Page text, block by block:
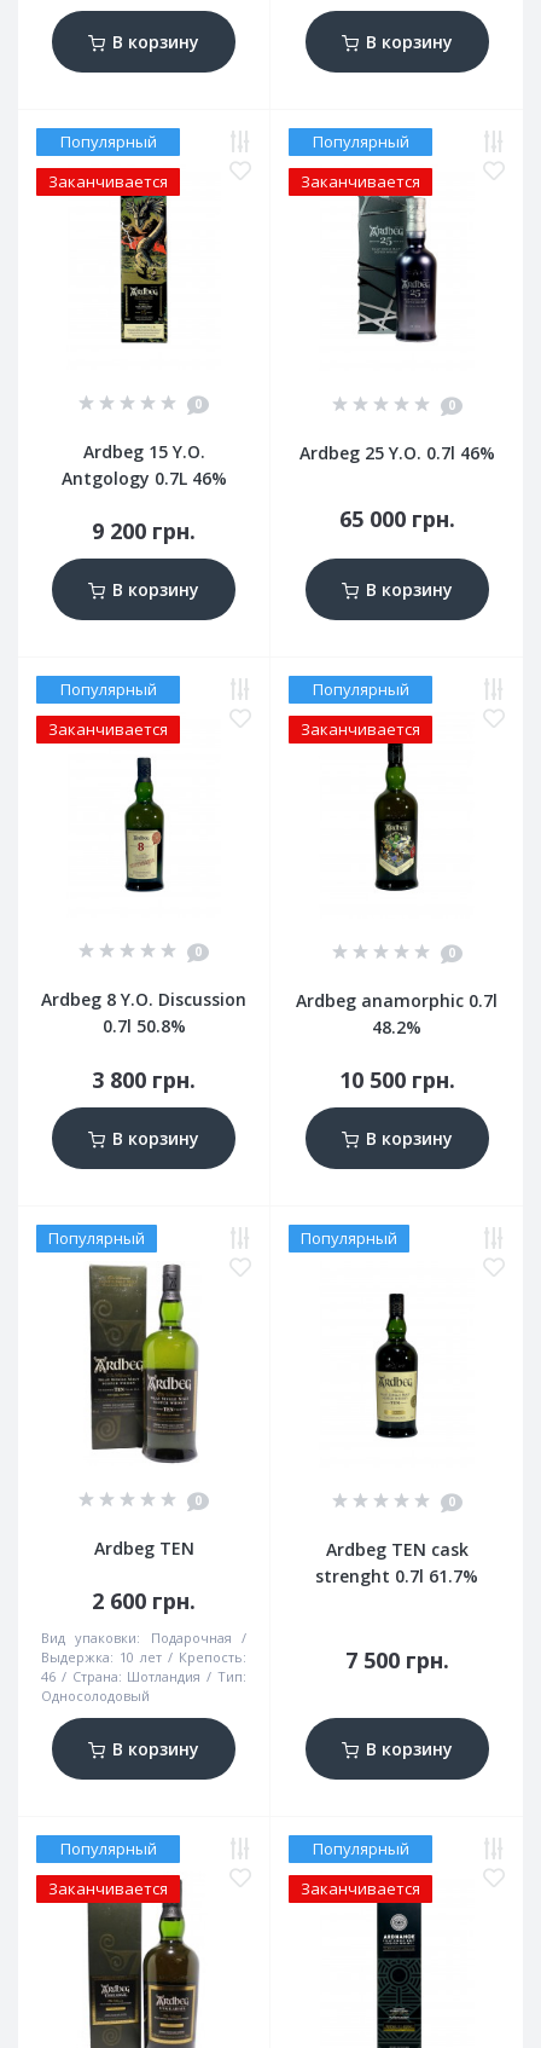
В корзину В корзину
Популярный
Заканчивается
0
Ardbeg 15 Y.O.
Antgology 0.7L 46%
9 200 грн.
В корзину
Популярный
Заканчивается
0
Ardbeg 25 Y.O. 0.7l 46%
65 000 грн.
В корзину
Популярный
Заканчивается
0
Ardbeg 8 Y.O. Discussion
0.7l 50.8%
3 800 грн.
В корзину
Популярный
Заканчивается
0
Ardbeg anamorphic 0.7l
48.2%
10 500 грн.
В корзину
Популярный
0
Ardbeg TEN
2 600 грн.
Вид упаковки:
Подарочная
Выдержка: 10 лет
Крепость:
46
Страна: Шотландия
Тип:
Односолодовый
В корзину
Популярный
0
Ardbeg TEN cask
strenght 0.7l 61.7%
7 500 грн.
В корзину
Популярный
Заканчивается
Популярный
Заканчивается